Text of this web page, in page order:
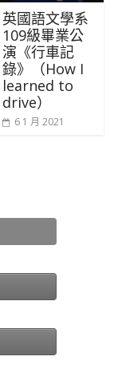
英國語文學系
109級畢業公
演《行車記
錄》（How I
learned to
drive）
6 1 月 2021